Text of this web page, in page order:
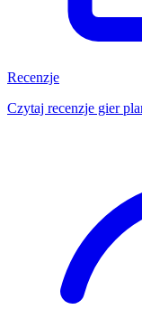
Recenzje
Czytaj recenzje gier